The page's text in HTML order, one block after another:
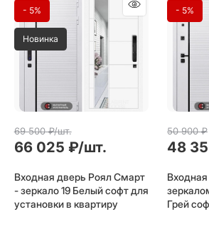
- 5%
Новинка
69 500 ₽/шт.
66 025 ₽/шт.
Входная дверь Роял Смарт
- зеркало 19 Белый софт для
установки в квартиру
- 5%
50 900 ₽
48
Грей